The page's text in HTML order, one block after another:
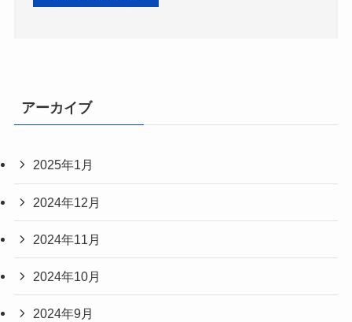
アーカイブ
2025年1月
2024年12月
2024年11月
2024年10月
2024年9月